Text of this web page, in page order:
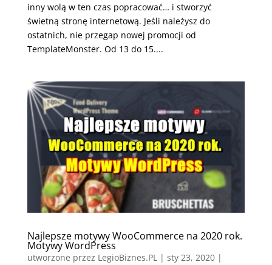
inny wolą w ten czas popracować… i stworzyć
świetną stronę internetową. Jeśli należysz do
ostatnich, nie przegap nowej promocji od
TemplateMonster. Od 13 do 15....
Najlepsze motywy WooCommerce na 2020 rok.
Motywy WordPress
utworzone przez LegioBiznes.PL| sty 23, 2020|